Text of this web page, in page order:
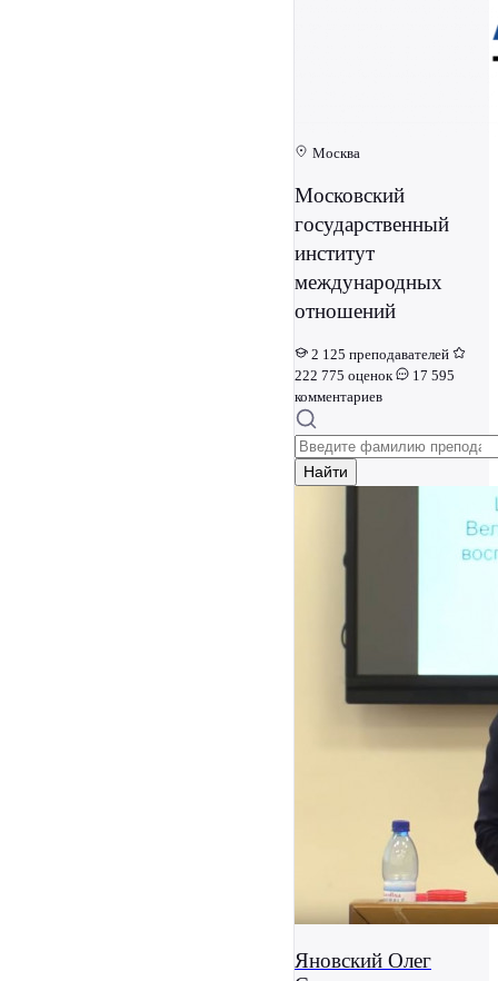
Москва
Московский
государственный
институт
международных
отношений
2 125 преподавателей
222 775 оценок
17 595
комментариев
Найти
Яновский Олег